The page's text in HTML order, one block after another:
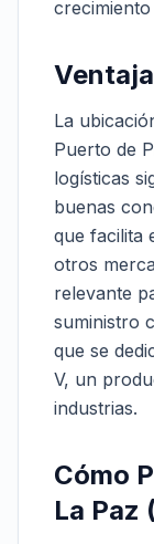
La
Puerto de
logísticas
buenas
que facilita
otros
relevante
suministro
que se
V, un
industrias.
Cómo
La Paz